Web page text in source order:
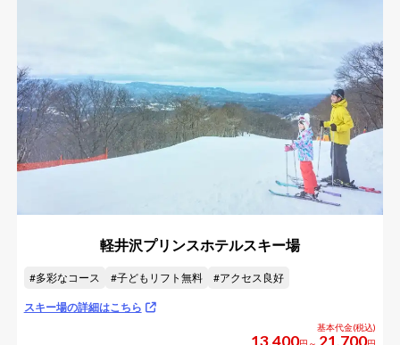
軽井沢プリンスホテルスキー場
多彩なコース 子どもリフト無料 アクセス良好
スキー場の詳細はこちら
13,400 21,700